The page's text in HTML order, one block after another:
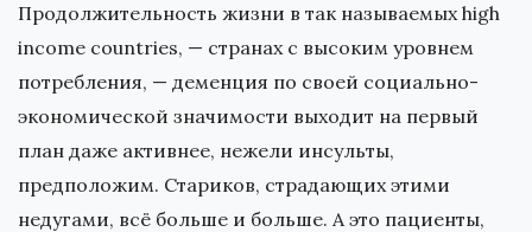
Продолжительность жизни в так называемых high
income countries, — странах с высоким уровнем
потребления, — деменция по своей социально-
экономической значимости выходит на первый
план даже активнее, нежели инсульты,
предположим. Стариков, страдающих этими
недугами, всё больше и больше. А это пациенты,